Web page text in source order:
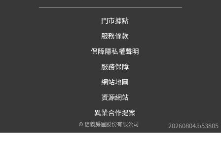
20260804.b53805
門市據點
服務條款
保障隱私權聲明
服務保障
網站地圖
資源網站
異業合作提案
©信義房屋股份有限公司